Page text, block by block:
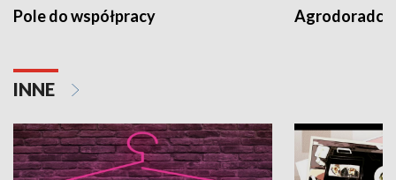
Pole do współpracy Agrodoradcy
INNE